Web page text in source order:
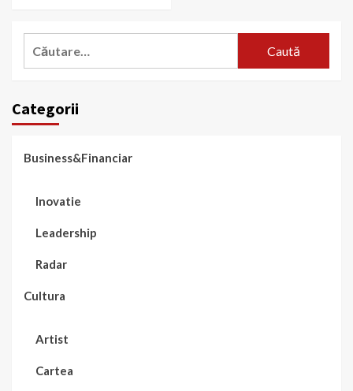
Categorii
Business&Financiar
Inovatie
Leadership
Radar
Cultura
Artist
Cartea